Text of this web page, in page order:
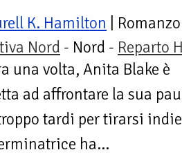
K. Hamilton | Romanzo
Nord - Nord - Reparto
una volta, Anita Blake è
ad affrontare la sua
tardi per tirarsi
ha...